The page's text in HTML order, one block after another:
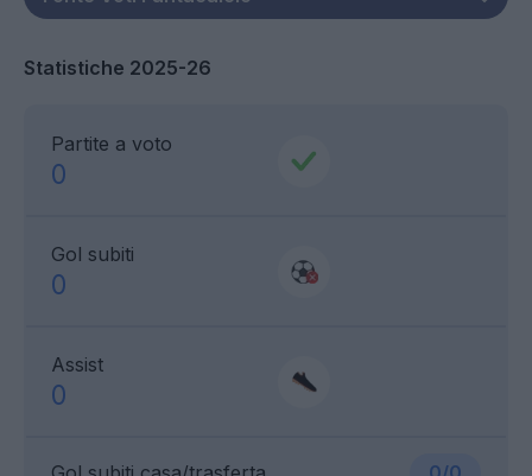
Statistiche 2025-26
Partite a voto
0
Gol subiti
0
Assist
0